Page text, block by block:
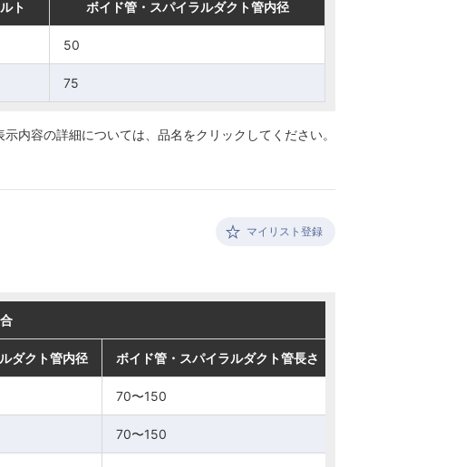
ド管・スパイラルダクト管内径
ト ボイド管・スパイラルダクト管内径
50
75
ド管・スパイラルダクト管内径
ト ボイド管・スパイラルダクト管内径
50
75
示内容の詳細については、 品名をクリックしてください。
マイリスト登録
ダクト管内径 ボイド管・スパイラルダクト管長さ
70〜150
70〜150
ダクト管内径 ボイド管・スパイラルダクト管長さ
70〜150
70〜150
ダクト管内径 ボイド管・スパイラルダクト管長さ
70〜150
70〜150
ダクト管内径 ボイド管・スパイラルダクト管長さ
70〜150
70〜150